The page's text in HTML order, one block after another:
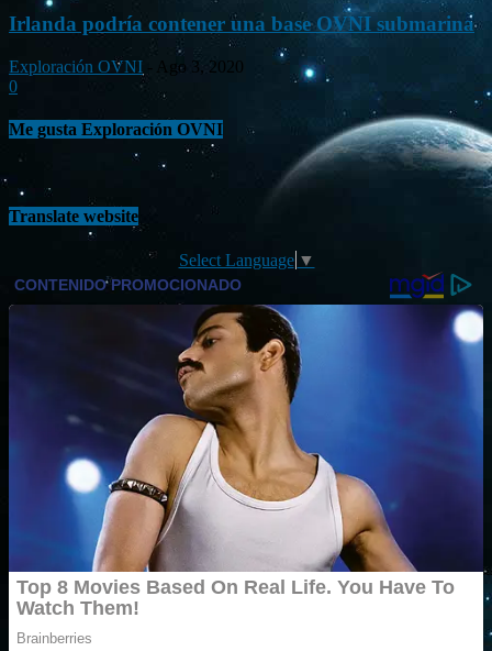
Irlanda podría contener una base OVNI submarina
Exploración OVNI
Ago 3, 2020
0
Me gusta Exploración OVNI
Translate website
Select Language ▼